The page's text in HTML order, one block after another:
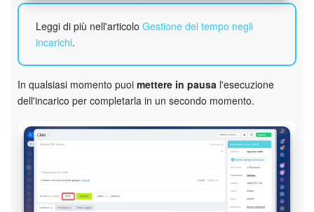
Marketing
Gestione inventario
Impostazioni
Leggi di più nell'articolo Gestione del tempo negli
incarichi.
In qualsiasi momento puoi mettere in pausa l'esecuzione
dell'incarico per completarla in un secondo momento.